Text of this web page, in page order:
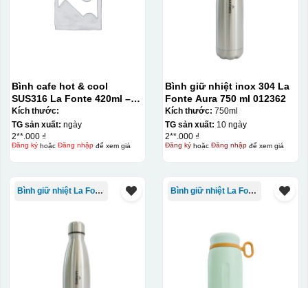
Bình cafe hot & cool
SUS316 La Fonte 420ml –
012775
Kích thước:
TG sản xuất: ngày
2**.000 ₫
Đăng kýhoặc Đăng nhậpđể xem giá
Bình giữ nhiệt inox 304 La
Fonte Aura 750 ml 012362
Kích thước: 750ml
TG sản xuất: 10 ngày
2**.000 ₫
Đăng kýhoặc Đăng nhậpđể xem giá
Bình giữ nhiệt La Fonte Bình giữ nhiệt La Fonte